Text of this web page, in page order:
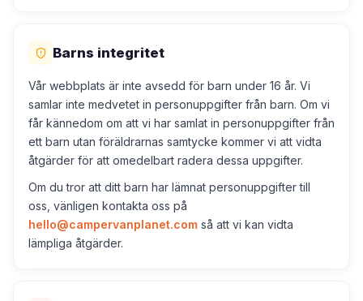
Barns integritet
Vår webbplats är inte avsedd för barn under 16 år. Vi
samlar inte medvetet in personuppgifter från barn. Om vi
får kännedom om att vi har samlat in personuppgifter från
ett barn utan föräldrarnas samtycke kommer vi att vidta
åtgärder för att omedelbart radera dessa uppgifter.
Om du tror att ditt barn har lämnat personuppgifter till
oss, vänligen kontakta oss på
hello@campervanplanet.com så att vi kan vidta
lämpliga åtgärder.